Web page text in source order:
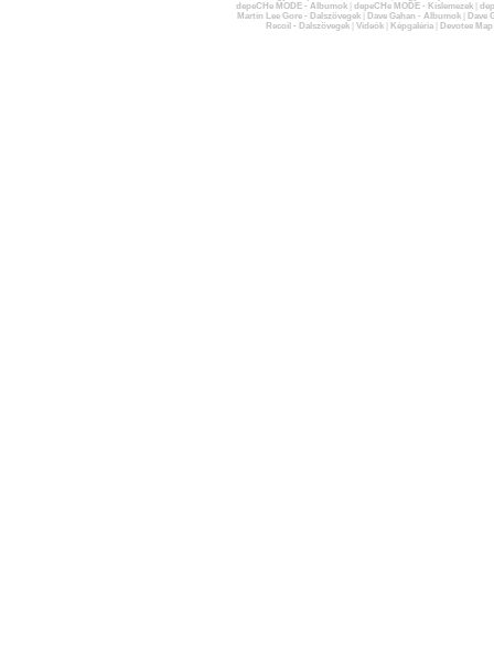
depeCHe MODE - Albumok| depeCHe MODE - Kislemezek|
Martin Lee Gore - Dalszövegek| Dave Gahan - Albumok|
Dave
Recoil - Dalszövegek| Videók| Képgaléria| Devotee Map